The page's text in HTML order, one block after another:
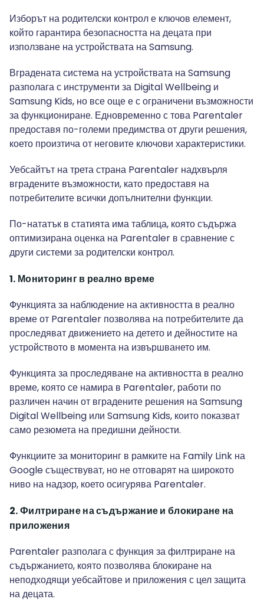
Изборът на родителски контрол е ключов елемент,
който гарантира безопасността на децата при
използване на устройствата на Samsung.
Вградената система на устройствата на Samsung
разполага с инструменти за Digital Wellbeing и
Samsung Kids, но все още е с ограничени възможности
за функциониране. Едновременно с това Parentaler
предоставя по-големи предимства от други решения,
което произтича от неговите ключови характеристики.
Уебсайтът на трета страна Parentaler надхвърля
вградените възможности, като предоставя на
потребителите всички допълнителни функции.
По-нататък в статията има таблица, която съдържа
оптимизирана оценка на Parentaler в сравнение с
други системи за родителски контрол.
1. Мониторинг в реално време
Функцията за наблюдение на активността в реално
време от Parentaler позволява на потребителите да
проследяват движението на детето и дейностите на
устройството в момента на извършването им.
Функцията за проследяване на активността в реално
време, която се намира в Parentaler, работи по
различен начин от вградените решения на Samsung
Digital Wellbeing или Samsung Kids, които показват
само резюмета на предишни дейности.
Функциите за мониторинг в рамките на Family Link на
Google съществуват, но не отговарят на широкото
ниво на надзор, което осигурява Parentaler.
2. Филтриране на съдържание и блокиране на
приложения
Parentaler разполага с функция за филтриране на
съдържанието, която позволява блокиране на
неподходящи уебсайтове и приложения с цел защита
на децата.